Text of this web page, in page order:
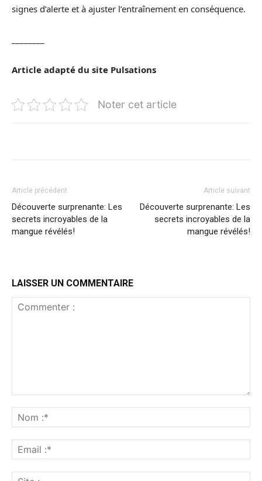
signes d’alerte et à ajuster l’entraînement en conséquence.
Article adapté du site Pulsations
Noter cet article
Article précédent
Découverte surprenante: Les
secrets incroyables de la
mangue révélés!
Article suivant
Découverte surprenante: Les
secrets incroyables de la
mangue révélés!
LAISSER UN COMMENTAIRE